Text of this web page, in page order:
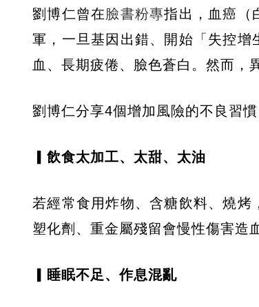
劉博仁曾在臉書粉專指出，血癌（
軍，一旦基因出錯、開始「失控增
血、長期疲倦、臉色蒼白。然而，
劉博仁分享4個增加風險的不良習慣
▎飲食太加工、太甜、太油
若經常食用炸物、含糖飲料、燒烤
塑化劑、重金屬殘留會慢性傷害造
▎睡眠不足、作息混亂